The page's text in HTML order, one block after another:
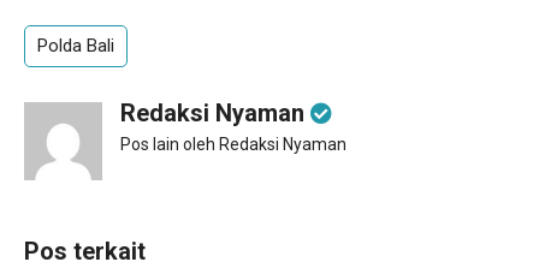
Polda Bali
Redaksi Nyaman
Pos lain oleh Redaksi Nyaman
Pos terkait